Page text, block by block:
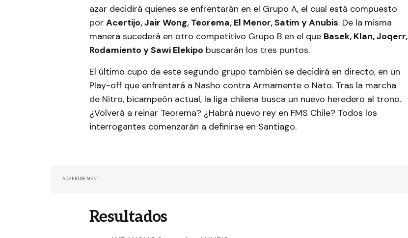
azar decidirá quienes se enfrentarán en el Grupo A, el cual está compuesto
por Acertijo, Jair Wong, Teorema, El Menor, Satim y Anubis. De la misma
manera sucederá en otro competitivo Grupo B en el que Basek, Klan, Joqerr,
Rodamiento y Sawi Elekipo buscarán los tres puntos.
El último cupo de este segundo grupo también se decidirá en directo, en un
Play-off que enfrentará a Nasho contra Armamente o Nato. Tras la marcha
de Nitro, bicampeón actual, la liga chilena busca un nuevo heredero al trono.
¿Volverá a reinar Teorema? ¿Habrá nuevo rey en FMS Chile? Todos los
interrogantes comenzarán a definirse en Santiago.
ADVERTISEMENT
Resultados